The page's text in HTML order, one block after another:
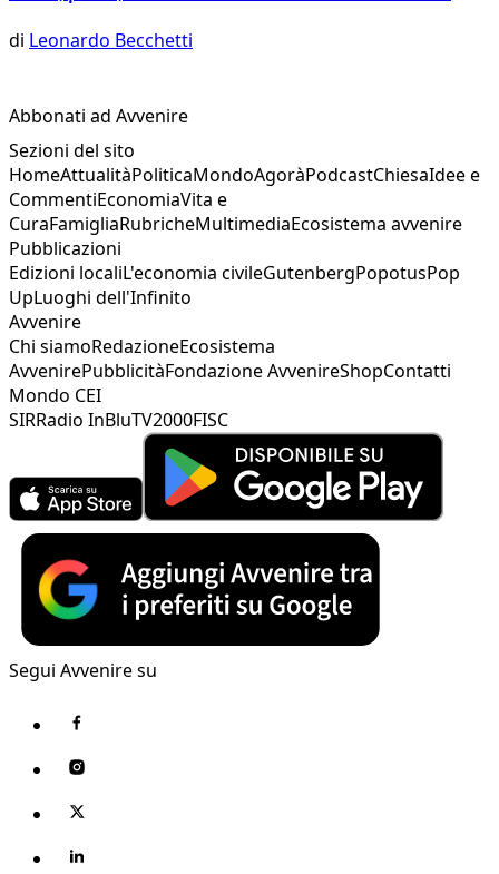
di Leonardo Becchetti
Abbonati ad Avvenire
Sezioni del sito
HomeAttualitàPoliticaMondoAgoràPodcastChiesaIdee e
CommentiEconomiaVita e
CuraFamigliaRubricheMultimediaEcosistema avvenire
Pubblicazioni
Edizioni localiL'economia civileGutenbergPopotusPop
UpLuoghi dell'Infinito
Avvenire
Chi siamoRedazioneEcosistema
AvvenirePubblicitàFondazione AvvenireShopContatti
Mondo CEI
SIRRadio InBluTV2000FISC
Segui Avvenire su